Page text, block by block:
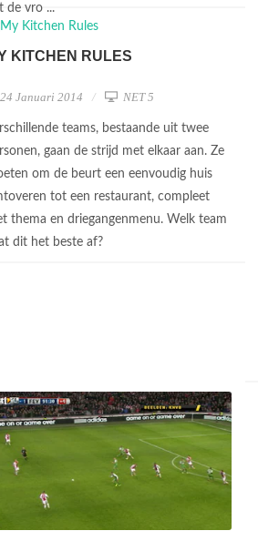
de vro ...
KITCHEN RULES
24 Januari 2014 NET 5
teams, bestaande uit twee
gaan de strijd met elkaar aan. Ze
om de beurt een eenvoudig huis
tot een restaurant, compleet
thema en driegangenmenu. Welk team
dit het beste af?